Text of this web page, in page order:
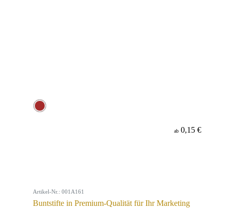
ab 0,15 €
Artikel-Nr.: 001A161
Buntstifte in Premium-Qualität für Ihr Marketing